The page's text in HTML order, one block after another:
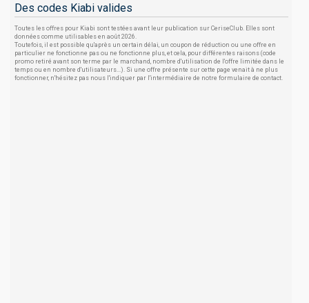
Des codes Kiabi valides
Toutes les offres pour Kiabi sont testées avant leur publication sur CeriseClub. Elles sont
données comme utilisables en août 2026.
Toutefois, il est possible qu'après un certain délai, un coupon de réduction ou une offre en
particulier ne fonctionne pas ou ne fonctionne plus, et cela, pour différentes raisons (code
promo retiré avant son terme par le marchand, nombre d'utilisation de l'offre limitée dans le
temps ou en nombre d'utilisateurs...). Si une offre présente sur cette page venait à ne plus
fonctionner, n'hésitez pas nous l'indiquer par l'intermédiaire de notre formulaire de contact.